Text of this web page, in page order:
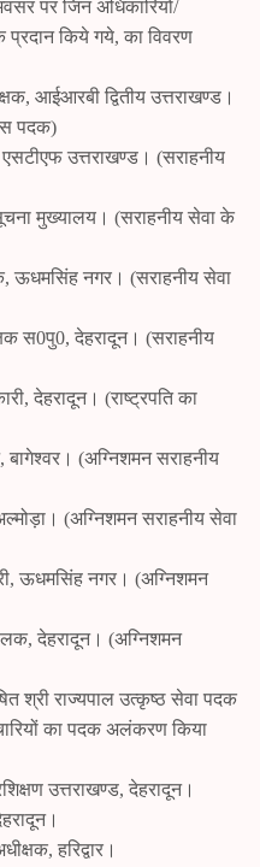
पर जिन अधिकारियों/
प्रदान किये गये, का विवरण
आईआरबी द्वितीय उत्तराखण्ड।
पदक)
उत्तराखण्ड। (सराहनीय
मुख्यालय। (सराहनीय सेवा के
ऊधमसिंह नगर। (सराहनीय सेवा
स0पु0, देहरादून। (सराहनीय
देहरादून। (राष्ट्रपति का
(अग्निशमन सराहनीय
(अग्निशमन सराहनीय सेवा
ऊधमसिंह नगर। (अग्निशमन
देहरादून। (अग्निशमन
श्री राज्यपाल उत्कृष्ठ सेवा पदक
का पदक अलंकरण किया
उत्तराखण्ड, देहरादून।
हरिद्वार।